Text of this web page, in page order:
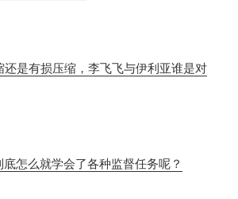
还是有损压缩，李飞飞与伊利亚谁是对
怎么就学会了各种监督任务呢？